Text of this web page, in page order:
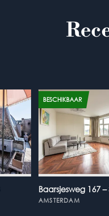
BESCHIKBAAR
Baarsjesweg 167 –
AMSTERDAM